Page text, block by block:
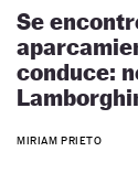
Se
conduce:
MIRIAM PRIETO